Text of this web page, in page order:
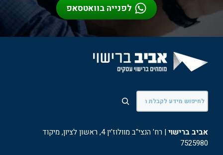
לפנייה בוואטסאפ
חיפוש
אביב ברישוי
| רח' הנצי"ב מוולוז'ין 4, ראשון לציון, מיקוד
7525980